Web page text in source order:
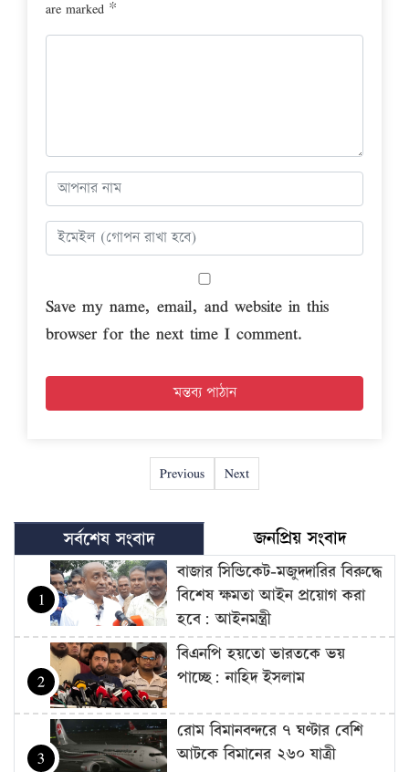
are marked *
Save my name, email, and website in this
browser for the next time I comment.
Previous Next
সর্বশেষ সংবাদ জনপ্রিয় সংবাদ
1
বাজার সিন্ডিকেট-মজুদদারির বিরুদ্ধে
বিশেষ ক্ষমতা আইন প্রয়োগ করা
হবে: আইনমন্ত্রী
2
বিএনপি হয়তো ভারতকে ভয়
পাচ্ছে: নাহিদ ইসলাম
3
রোম বিমানবন্দরে ৭ ঘণ্টার বেশি
আটকে বিমানের ২৬০ যাত্রী